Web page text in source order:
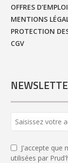
OFFRES D’EMPLOI
MENTIONS
PROTECTION
CGV
J'accepte que
utilisées par